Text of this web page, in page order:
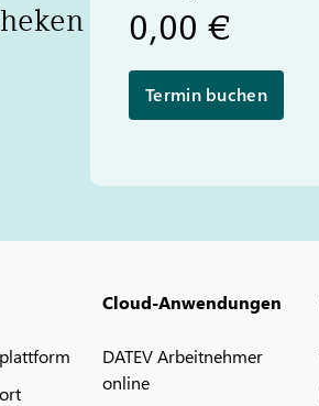
0,00 €
Termin buchen
Cloud-Anwendungen
DATEV Arbeitnehmer
online